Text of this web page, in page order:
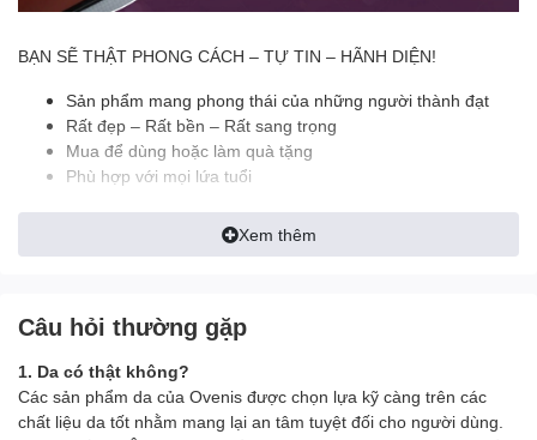
BẠN SẼ THẬT PHONG CÁCH – TỰ TIN – HÃNH DIỆN!
Sản phẩm mang phong thái của những người thành đạt
Rất đẹp – Rất bền – Rất sang trọng
Mua để dùng hoặc làm quà tặng
Phù hợp với mọi lứa tuổi
======================================
- Màu sắc: trắng bạch tạng hiếm có
- Size khi gập lại 12.5 x 9.5 cm (6 ngăn nhỏ đựng atm, cmnd, giấy
tờ xe..)
- 3 ngăn lớn đựng tiền thoải mái (1 ngăn khóa)
Xem thêm
Câu hỏi thường gặp
1. Da có thật không?
Các sản phẩm da của Ovenis được chọn lựa kỹ càng trên các
chất liệu da tốt nhằm mang lại an tâm tuyệt đối cho người dùng.